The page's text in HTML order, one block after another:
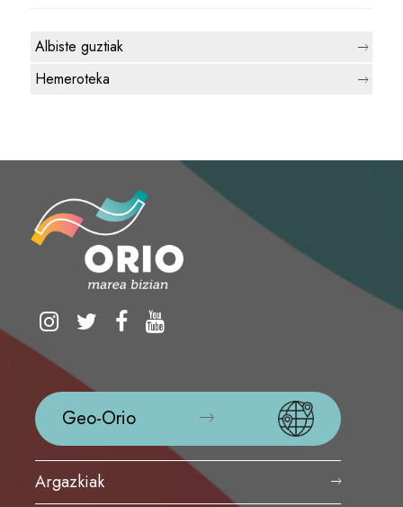
Albiste guztiak
Hemeroteka
Geo-Orio
Argazkiak